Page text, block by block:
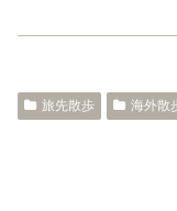
旅先散歩 海外散